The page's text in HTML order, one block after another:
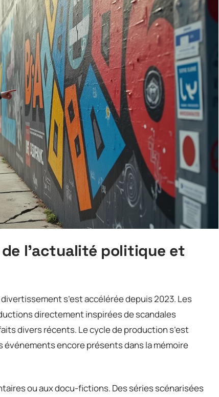
l’actualité politique et
s’est accélérée depuis 2023. Les
directement inspirées de scandales
divers récents. Le cycle de production s’est
encore présents dans la mémoire
ou aux docu-fictions. Des séries scénarisées